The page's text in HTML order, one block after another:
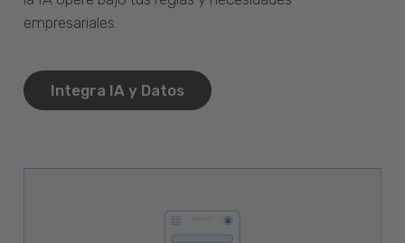
empresariales.
Integra IA y Datos